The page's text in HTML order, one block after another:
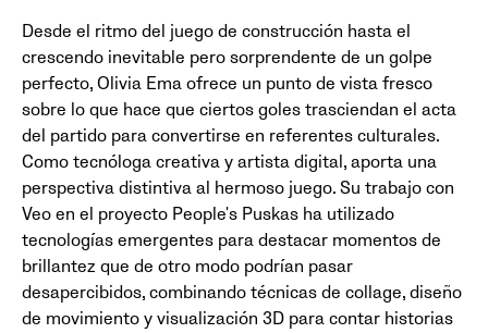
Desde el ritmo del juego de construcción hasta el
crescendo inevitable pero sorprendente de un golpe
perfecto, Olivia Ema ofrece un punto de vista fresco
sobre lo que hace que ciertos goles trasciendan el acta
del partido para convertirse en referentes culturales.
Como tecnóloga creativa y artista digital, aporta una
perspectiva distintiva al hermoso juego. Su trabajo con
Veo en el proyecto People's Puskas ha utilizado
tecnologías emergentes para destacar momentos de
brillantez que de otro modo podrían pasar
desapercibidos, combinando técnicas de collage, diseño
de movimiento y visualización 3D para contar historias